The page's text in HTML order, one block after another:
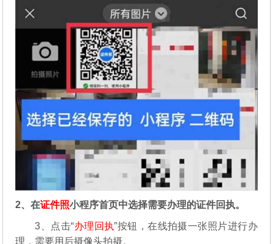
2、在证件照小程序首页中选择需要办理的证件回执。
3、点击“办理回执”按钮，在线拍摄一张照片进行办
理，需要用后摄像头拍摄。